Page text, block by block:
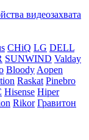
видеозахвата
CHiQ LG DELL
SUNWIND Valday
Bloody Aopen
Raskat Pinebro
Hisense Hiper
Rikor Гравитон